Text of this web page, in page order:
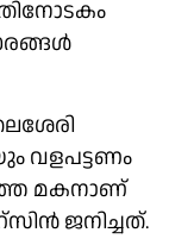
വളപട്ടണം
മകനാണ്
ജനിച്ചത്.